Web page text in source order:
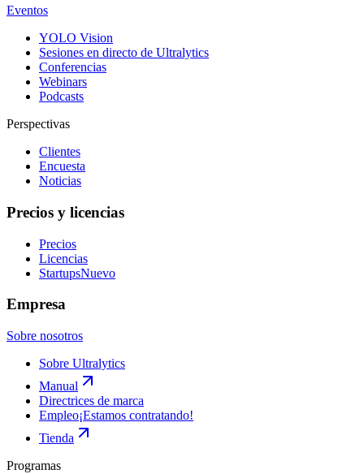
Eventos
YOLO Vision
Sesiones en directo de Ultralytics
Conferencias
Webinars
Podcasts
Perspectivas
Clientes
Encuesta
Noticias
Precios y licencias
Precios
Licencias
StartupsNuevo
Empresa
Sobre nosotros
Sobre Ultralytics
Manual
Directrices de marca
Empleo¡Estamos contratando!
Tienda
Programas